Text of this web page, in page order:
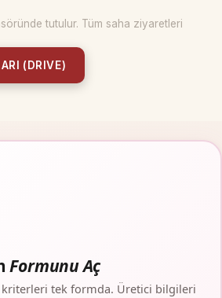
tutulur. Tüm saha ziyaretleri
(DRIVE)
Formunu Aç
kriterleri tek formda. Üretici bilgileri